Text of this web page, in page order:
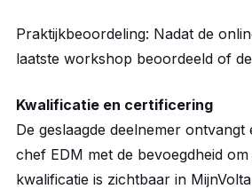
Praktijkbeoordeling: Nadat de
laatste workshop beoordeeld of
Kwalificatie en certificering
De geslaagde deelnemer
chef EDM met de bevoegdheid
kwalificatie is zichtbaar in